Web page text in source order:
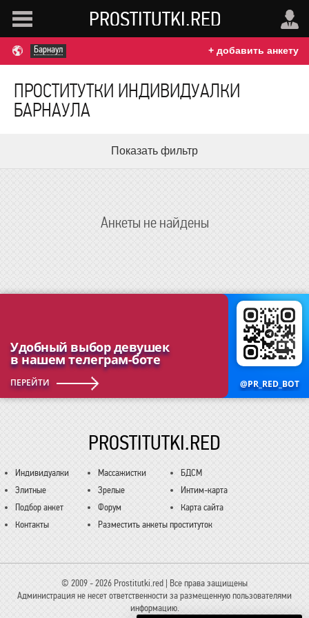
PROSTITUTKI.RED
Барнаул + добавить анкету
ПРОСТИТУТКИ ИНДИВИДУАЛКИ
БАРНАУЛА
Показать фильтр
Анкеты не найдены
Удобный выбор девушек
в нашем телеграм-боте
ПЕРЕЙТИ @PR_RED_BOT
PROSTITUTKI.RED
Индивидуалки Массажистки
БДСМ
Элитные
Зрелые
Интим-карта
Подбор анкет
Форум
Карта сайта
Контакты
Разместить анкеты проституток
© 2009 - 2026 Prostitutki.red | Все права защищены
Администрация не несет ответственности за размещенную пользователями
информацию.